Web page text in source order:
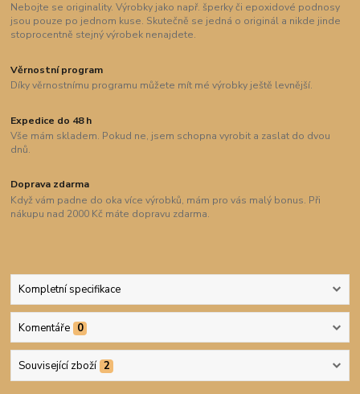
Nebojte se originality. Výrobky jako např. šperky či epoxidové podnosy
jsou pouze po jednom kuse. Skutečně se jedná o originál a nikde jinde
stoprocentně stejný výrobek nenajdete.
Věrnostní program
Díky věrnostnímu programu můžete mít mé výrobky ještě levnější.
Expedice do 48 h
Vše mám skladem. Pokud ne, jsem schopna vyrobit a zaslat do dvou
dnů.
Doprava zdarma
Když vám padne do oka více výrobků, mám pro vás malý bonus. Při
nákupu nad 2000 Kč máte dopravu zdarma.
Kompletní specifikace
Komentáře 0
Související zboží 2